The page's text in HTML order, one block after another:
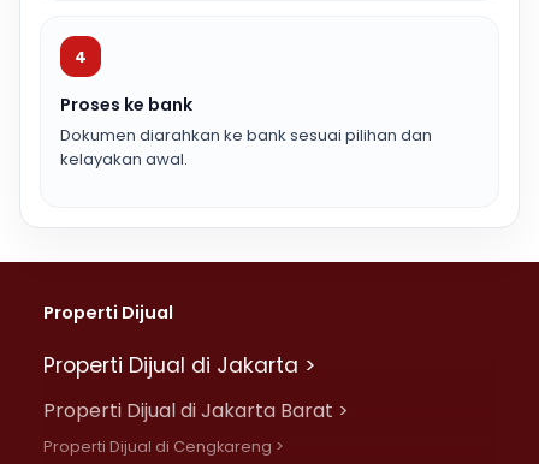
4
Proses ke bank
Dokumen diarahkan ke bank sesuai pilihan dan
kelayakan awal.
Properti Dijual
Properti Dijual di Jakarta >
Properti Dijual di Jakarta Barat >
Properti Dijual di Cengkareng >